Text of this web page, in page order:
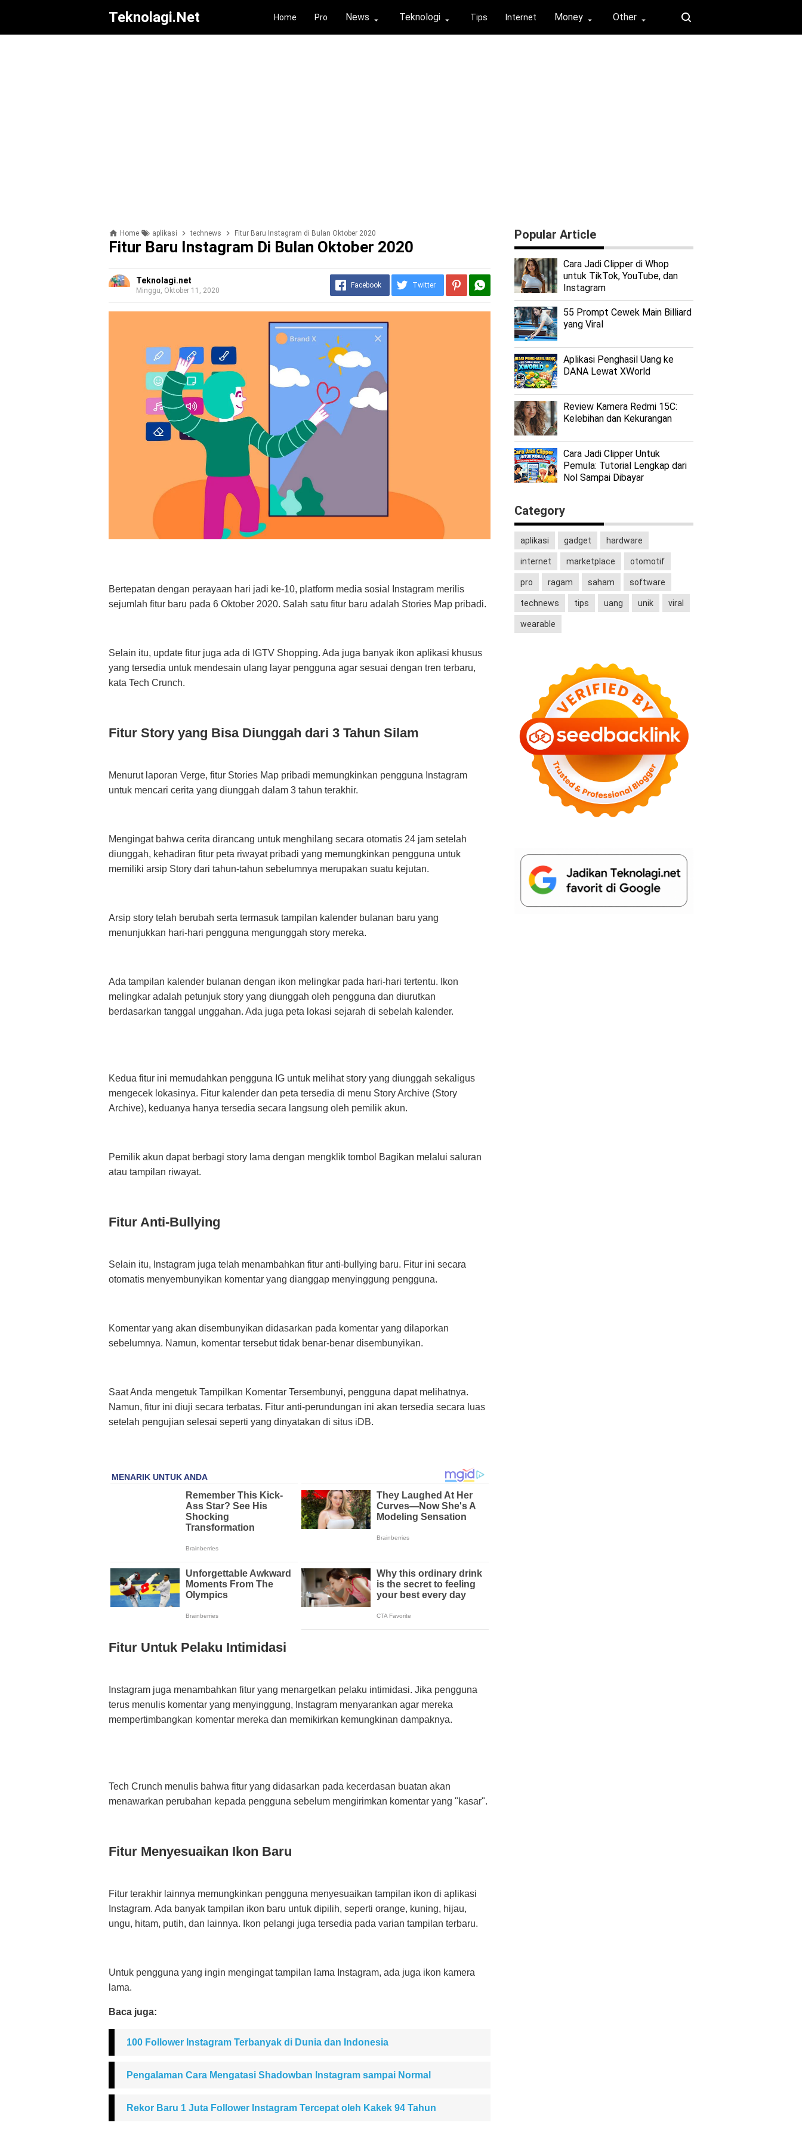
Teknolagi.net Home Pro News ⏶ Teknologi ⏶ Tips Internet Money ⏶ Other ⏶
Home aplikasi technews Fitur Baru Instagram di Bulan Oktober 2020
Fitur Baru Instagram Di Bulan Oktober 2020
Teknolagi.net
Minggu, Oktober 11, 2020
Facebook Twitter
Bertepatan dengan perayaan hari jadi ke-10, platform media sosial Instagram merilis
sejumlah fitur baru pada 6 Oktober 2020. Salah satu fitur baru adalah Stories Map pribadi.
Selain itu, update fitur juga ada di IGTV Shopping. Ada juga banyak ikon aplikasi khusus
yang tersedia untuk mendesain ulang layar pengguna agar sesuai dengan tren terbaru,
kata Tech Crunch.
Fitur Story yang Bisa Diunggah dari 3 Tahun Silam
Menurut laporan Verge, fitur Stories Map pribadi memungkinkan pengguna Instagram
untuk mencari cerita yang diunggah dalam 3 tahun terakhir.
Mengingat bahwa cerita dirancang untuk menghilang secara otomatis 24 jam setelah
diunggah, kehadiran fitur peta riwayat pribadi yang memungkinkan pengguna untuk
memiliki arsip Story dari tahun-tahun sebelumnya merupakan suatu kejutan.
Arsip story telah berubah serta termasuk tampilan kalender bulanan baru yang
menunjukkan hari-hari pengguna mengunggah story mereka.
Ada tampilan kalender bulanan dengan ikon melingkar pada hari-hari tertentu. Ikon
melingkar adalah petunjuk story yang diunggah oleh pengguna dan diurutkan
berdasarkan tanggal unggahan. Ada juga peta lokasi sejarah di sebelah kalender.
Kedua fitur ini memudahkan pengguna IG untuk melihat story yang diunggah sekaligus
mengecek lokasinya. Fitur kalender dan peta tersedia di menu Story Archive (Story
Archive), keduanya hanya tersedia secara langsung oleh pemilik akun.
Pemilik akun dapat berbagi story lama dengan mengklik tombol Bagikan melalui saluran
atau tampilan riwayat.
Fitur Anti-Bullying
Selain itu, Instagram juga telah menambahkan fitur anti-bullying baru. Fitur ini secara
otomatis menyembunyikan komentar yang dianggap menyinggung pengguna.
Komentar yang akan disembunyikan didasarkan pada komentar yang dilaporkan
sebelumnya. Namun, komentar tersebut tidak benar-benar disembunyikan.
Saat Anda mengetuk Tampilkan Komentar Tersembunyi, pengguna dapat melihatnya.
Namun, fitur ini diuji secara terbatas. Fitur anti-perundungan ini akan tersedia secara luas
setelah pengujian selesai seperti yang dinyatakan di situs iDB.
Fitur Untuk Pelaku Intimidasi
Instagram juga menambahkan fitur yang menargetkan pelaku intimidasi. Jika pengguna
terus menulis komentar yang menyinggung, Instagram menyarankan agar mereka
mempertimbangkan komentar mereka dan memikirkan kemungkinan dampaknya.
Tech Crunch menulis bahwa fitur yang didasarkan pada kecerdasan buatan akan
menawarkan perubahan kepada pengguna sebelum mengirimkan komentar yang "kasar".
Fitur Menyesuaikan Ikon Baru
Fitur terakhir lainnya memungkinkan pengguna menyesuaikan tampilan ikon di aplikasi
Instagram. Ada banyak tampilan ikon baru untuk dipilih, seperti orange, kuning, hijau,
ungu, hitam, putih, dan lainnya. Ikon pelangi juga tersedia pada varian tampilan terbaru.
Untuk pengguna yang ingin mengingat tampilan lama Instagram, ada juga ikon kamera
lama.
Baca juga:
100 Follower Instagram Terbanyak di Dunia dan Indonesia
Pengalaman Cara Mengatasi Shadowban Instagram sampai Normal
Rekor Baru 1 Juta Follower Instagram Tercepat oleh Kakek 94 Tahun
Popular Article
Cara Jadi Clipper di Whop
untuk TikTok, YouTube, dan
Instagram
55 Prompt Cewek Main Billiard
yang Viral
Aplikasi Penghasil Uang ke
DANA Lewat XWorld
Review Kamera Redmi 15C:
Kelebihan dan Kekurangan
Cara Jadi Clipper Untuk
Pemula: Tutorial Lengkap dari
Nol Sampai Dibayar
Category
aplikasi gadget hardware
internet marketplace otomotif
pro ragam saham software
technews tips uang unik viral
wearable